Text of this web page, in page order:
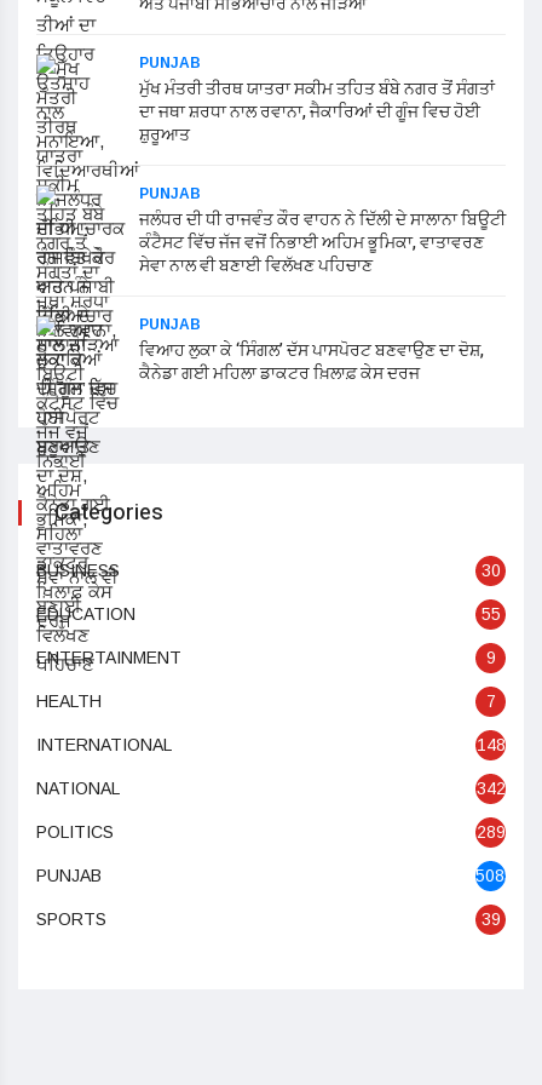
PUNJAB
ਮੁੱਖ ਮੰਤਰੀ ਤੀਰਥ ਯਾਤਰਾ ਸਕੀਮ ਤਹਿਤ ਬੰਬੇ ਨਗਰ ਤੋਂ ਸੰਗਤਾਂ
ਦਾ ਜਥਾ ਸ਼ਰਧਾ ਨਾਲ ਰਵਾਨਾ, ਜੈਕਾਰਿਆਂ ਦੀ ਗੂੰਜ ਵਿਚ ਹੋਈ
ਸ਼ੁਰੂਆਤ
PUNJAB
ਜਲੰਧਰ ਦੀ ਧੀ ਰਾਜਵੰਤ ਕੌਰ ਵਾਹਨ ਨੇ ਦਿੱਲੀ ਦੇ ਸਾਲਾਨਾ ਬਿਊਟੀ
ਕੰਟੈਸਟ ਵਿੱਚ ਜੱਜ ਵਜੋਂ ਨਿਭਾਈ ਅਹਿਮ ਭੂਮਿਕਾ, ਵਾਤਾਵਰਣ
ਸੇਵਾ ਨਾਲ ਵੀ ਬਣਾਈ ਵਿਲੱਖਣ ਪਹਿਚਾਣ
PUNJAB
ਵਿਆਹ ਲੁਕਾ ਕੇ ‘ਸਿੰਗਲ’ ਦੱਸ ਪਾਸਪੋਰਟ ਬਣਵਾਉਣ ਦਾ ਦੋਸ਼,
ਕੈਨੇਡਾ ਗਈ ਮਹਿਲਾ ਡਾਕਟਰ ਖ਼ਿਲਾਫ਼ ਕੇਸ ਦਰਜ
Categories
BUSINESS 30
EDUCATION 55
ENTERTAINMENT 9
HEALTH 7
INTERNATIONAL 148
NATIONAL 342
POLITICS 289
PUNJAB 5085
SPORTS 39